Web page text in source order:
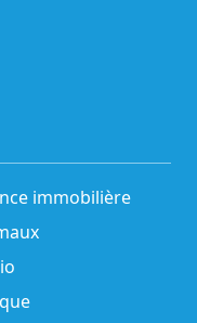
immobilière